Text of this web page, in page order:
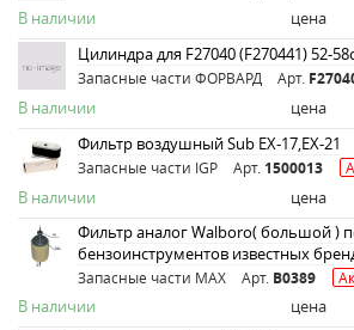
В наличии цена
Цилиндра для F27040 (F270441) 52-
Запасные части ФОРВАРД Арт.
В наличии цена
Фильтр воздушный Sub EX-17,EX-21
Запасные части IGP Арт. 1500013
В наличии цена
Фильтр аналог Walboro( большой )
бензоинструментов известных
Запасные части MAX Арт. B0389
В наличии цена